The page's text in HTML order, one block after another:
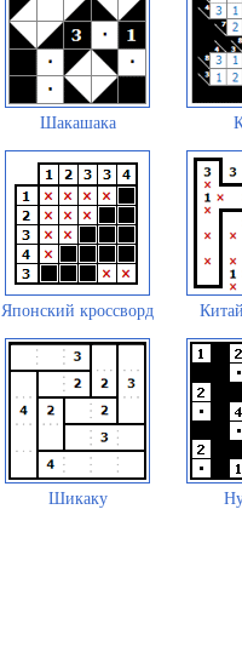
Шакашака
Японский кроссворд
Шикаку